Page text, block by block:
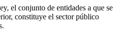
el conjunto de entidades a que se
constituye el sector público